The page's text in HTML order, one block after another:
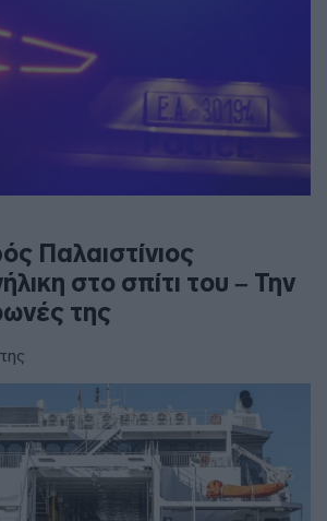
Παλαιστίνιος
στο σπίτι του – Την
της